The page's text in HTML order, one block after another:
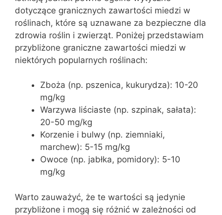
dotyczące granicznych zawartości miedzi w
roślinach, które są uznawane za bezpieczne dla
zdrowia roślin i zwierząt. Poniżej przedstawiam
przybliżone graniczne zawartości miedzi w
niektórych popularnych roślinach:
Zboża (np. pszenica, kukurydza): 10-20
mg/kg
Warzywa liściaste (np. szpinak, sałata):
20-50 mg/kg
Korzenie i bulwy (np. ziemniaki,
marchew): 5-15 mg/kg
Owoce (np. jabłka, pomidory): 5-10
mg/kg
Warto zauważyć, że te wartości są jedynie
przybliżone i mogą się różnić w zależności od